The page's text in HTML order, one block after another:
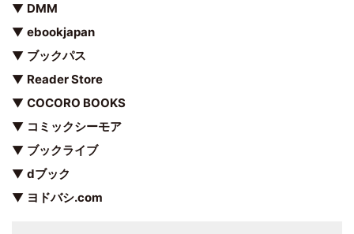
▼ DMM
▼ ebookjapan
▼ ブックパス
▼ Reader Store
▼ COCORO BOOKS
▼ コミックシーモア
▼ ブックライブ
▼ dブック
▼ ヨドバシ.com